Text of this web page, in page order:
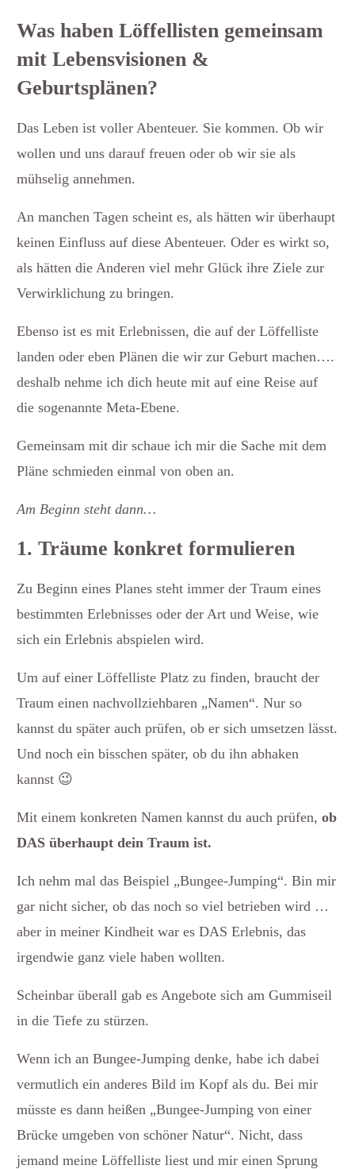
Was haben Löffellisten gemeinsam
mit Lebensvisionen &
Geburtsplänen?
Das Leben ist voller Abenteuer. Sie kommen. Ob wir
wollen und uns darauf freuen oder ob wir sie als
mühselig annehmen.
An manchen Tagen scheint es, als hätten wir überhaupt
keinen Einfluss auf diese Abenteuer. Oder es wirkt so,
als hätten die Anderen viel mehr Glück ihre Ziele zur
Verwirklichung zu bringen.
Ebenso ist es mit Erlebnissen, die auf der Löffelliste
landen oder eben Plänen die wir zur Geburt machen….
deshalb nehme ich dich heute mit auf eine Reise auf
die sogenannte Meta-Ebene.
Gemeinsam mit dir schaue ich mir die Sache mit dem
Pläne schmieden einmal von oben an.
Am Beginn steht dann…
1. Träume konkret formulieren
Zu Beginn eines Planes steht immer der Traum eines
bestimmten Erlebnisses oder der Art und Weise, wie
sich ein Erlebnis abspielen wird.
Um auf einer Löffelliste Platz zu finden, braucht der
Traum einen nachvollziehbaren „Namen“. Nur so
kannst du später auch prüfen, ob er sich umsetzen lässt.
Und noch ein bisschen später, ob du ihn abhaken
kannst 😉
Mit einem konkreten Namen kannst du auch prüfen, ob
DAS überhaupt dein Traum ist.
Ich nehm mal das Beispiel „Bungee-Jumping“. Bin mir
gar nicht sicher, ob das noch so viel betrieben wird …
aber in meiner Kindheit war es DAS Erlebnis, das
irgendwie ganz viele haben wollten.
Scheinbar überall gab es Angebote sich am Gummiseil
in die Tiefe zu stürzen.
Wenn ich an Bungee-Jumping denke, habe ich dabei
vermutlich ein anderes Bild im Kopf als du. Bei mir
müsste es dann heißen „Bungee-Jumping von einer
Brücke umgeben von schöner Natur“. Nicht, dass
jemand meine Löffelliste liest und mir einen Sprung